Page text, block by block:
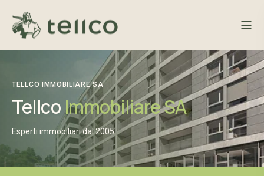
TELLCO IMMOBILIARE SA
TellcoImmobiliare SA
Esperti immobiliari dal 2005.